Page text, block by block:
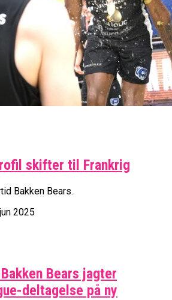
skifter til Frankrig
Bakken Bears.
2025
Bears jagter
deltagelse på ny